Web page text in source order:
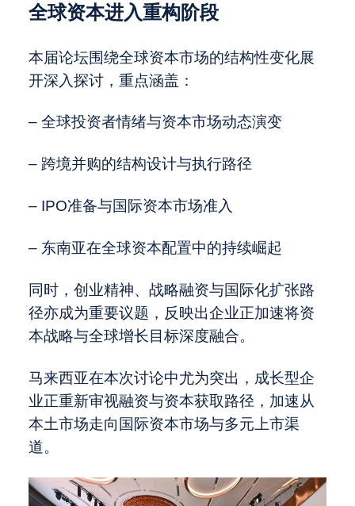
全球资本进入重构阶段
本届论坛围绕全球资本市场的结构性变化展
开深入探讨，重点涵盖：
– 全球投资者情绪与资本市场动态演变
– 跨境并购的结构设计与执行路径
– IPO准备与国际资本市场准入
– 东南亚在全球资本配置中的持续崛起
同时，创业精神、战略融资与国际化扩张路
径亦成为重要议题，反映出企业正加速将资
本战略与全球增长目标深度融合。
马来西亚在本次讨论中尤为突出，成长型企
业正重新审视融资与资本获取路径，加速从
本土市场走向国际资本市场与多元上市渠
道。